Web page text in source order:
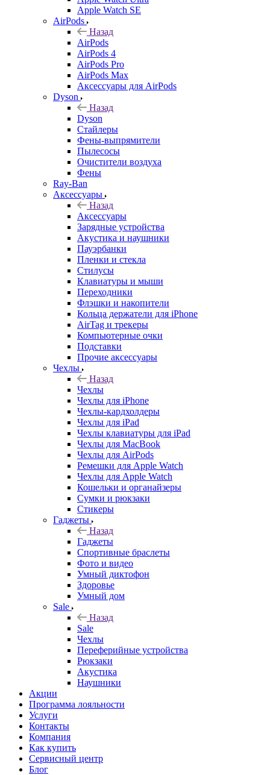
Apple Watch SE
AirPods
Назад
AirPods
AirPods 4
AirPods Pro
AirPods Max
Аксессуары для AirPods
Dyson
Назад
Dyson
Стайлеры
Фены-выпрямители
Пылесосы
Очистители воздуха
Фены
Ray-Ban
Аксессуары
Назад
Аксессуары
Зарядные устройства
Акустика и наушники
Пауэрбанки
Пленки и стекла
Стилусы
Клавиатуры и мыши
Переходники
Флэшки и накопители
Кольца держатели для iPhone
AirTag и трекеры
Компьютерные очки
Подставки
Прочие аксессуары
Чехлы
Назад
Чехлы
Чехлы для iPhone
Чехлы-кардхолдеры
Чехлы для iPad
Чехлы клавиатуры для iPad
Чехлы для MacBook
Чехлы для AirPods
Ремешки для Apple Watch
Чехлы для Apple Watch
Кошельки и органайзеры
Сумки и рюкзаки
Стикеры
Гаджеты
Назад
Гаджеты
Спортивные браслеты
Фото и видео
Умный диктофон
Здоровье
Умный дом
Sale
Назад
Sale
Чехлы
Переферийные устройства
Рюкзаки
Акустика
Наушники
Акции
Программа лояльности
Услуги
Контакты
Компания
Как купить
Сервисный центр
Блог